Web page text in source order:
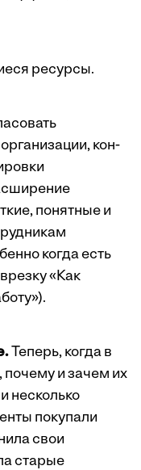
ресурсы.
кон­
понятные и
когда есть
«Как
Теперь, когда в
почему и зачем их
несколько
покупали
свои
старые